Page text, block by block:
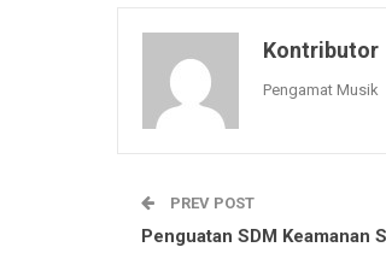
Kontributor
Pengamat Musik
PREV POST
Penguatan SDM Keamanan